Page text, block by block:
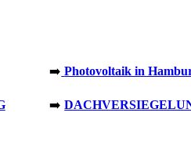
➡️ Photovoltaik in
➡️